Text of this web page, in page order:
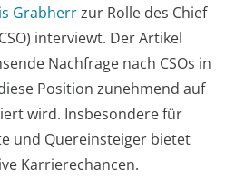
Grabherrzur Rolle des Chief
interviewt. Der Artikel
Nachfrage nach CSOs in
Position zunehmend auf
wird. Insbesondere für
und Quereinsteiger bietet
Karrierechancen.